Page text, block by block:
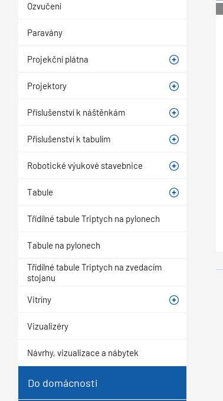
Ozvučení
Paravány
Projekční plátna
Projektory
Příslušenství k náštěnkám
Příslušenství k tabulím
Robotické výukové stavebnice
Tabule
Třídílné tabule Triptych na pylonech
Tabule na pylonech
Třídílné tabule Triptych na zvedacím
stojanu
Vitríny
Vizualizéry
Návrhy, vizualizace a nábytek
Do domácnosti